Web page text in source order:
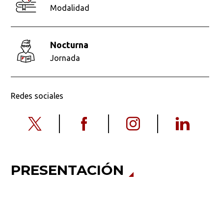
Modalidad
nocturna
Jornada
Redes sociales
PRESENTACIÓN